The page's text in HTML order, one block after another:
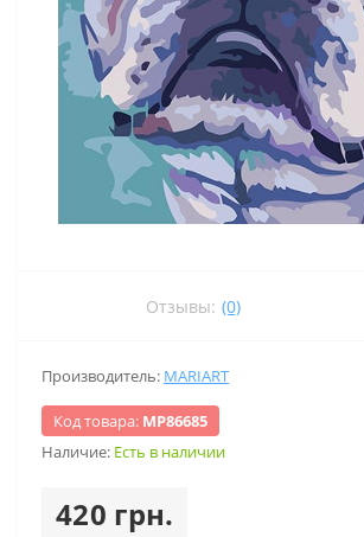
Отзывы: (0)
Производитель: MARIART
Код товара: МР86685
Наличие: Есть в наличии
420 грн.